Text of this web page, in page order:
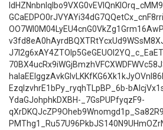
EzqIzvhrE1bPy_ryqhTLpBP_6b-
YdaGJohphkDXBH-_7GsPUPfyqzF9-